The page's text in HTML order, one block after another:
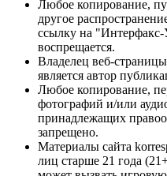
Любое копирование,
другое
ссылку на
воспрещается.
Владелец веб-
является автор
Любое копирование,
фотографий и/или
принадлежащих
запрещено.
Материалы сайта
лиц старше 21 года